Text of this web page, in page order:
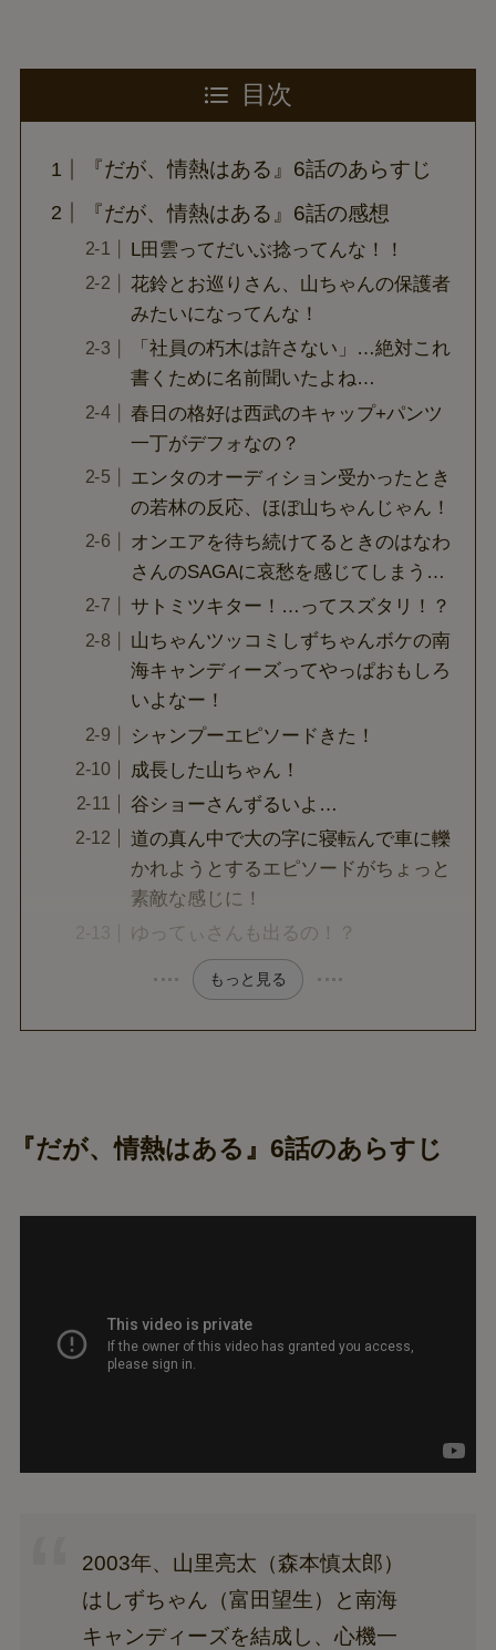
目次
『だが、情熱はある』6話のあらすじ
『だが、情熱はある』6話の感想
L田雲ってだいぶ捻ってんな！！
花鈴とお巡りさん、山ちゃんの保護者
みたいになってんな！
「社員の朽木は許さない」…絶対これ
書くために名前聞いたよね…
春日の格好は西武のキャップ+パンツ
一丁がデフォなの？
エンタのオーディション受かったとき
の若林の反応、ほぼ山ちゃんじゃん！
オンエアを待ち続けてるときのはなわ
さんのSAGAに哀愁を感じてしまう…
サトミツキター！…ってスズタリ！？
山ちゃんツッコミしずちゃんボケの南
海キャンディーズってやっぱおもしろ
いよなー！
シャンプーエピソードきた！
成長した山ちゃん！
谷ショーさんずるいよ…
道の真ん中で大の字に寝転んで車に轢
かれようとするエピソードがちょっと
素敵な感じに！
ゆってぃさんも出るの！？
もっと見る
『だが、情熱はある』6話のあらすじ
2003年、山里亮太（森本慎太郎）
はしずちゃん（富田望生）と南海
キャンディーズを結成し、心機一